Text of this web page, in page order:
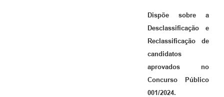
Dispõe sobre a
Desclassificação e
Reclassificação de
candidatos
aprovados no
Concurso Público
001/2024.